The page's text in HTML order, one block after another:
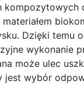
Dzięki temu
wykonanie
może ulec
jest wybór